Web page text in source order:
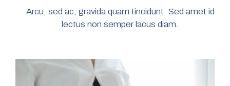
Arcu, sed ac, gravida quam tincidunt. Sed amet id
lectus non semper lacus diam.